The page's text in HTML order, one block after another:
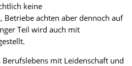
keine
Betriebe achten aber dennoch auf
Teil wird auch mit
mit Leidenschaft und